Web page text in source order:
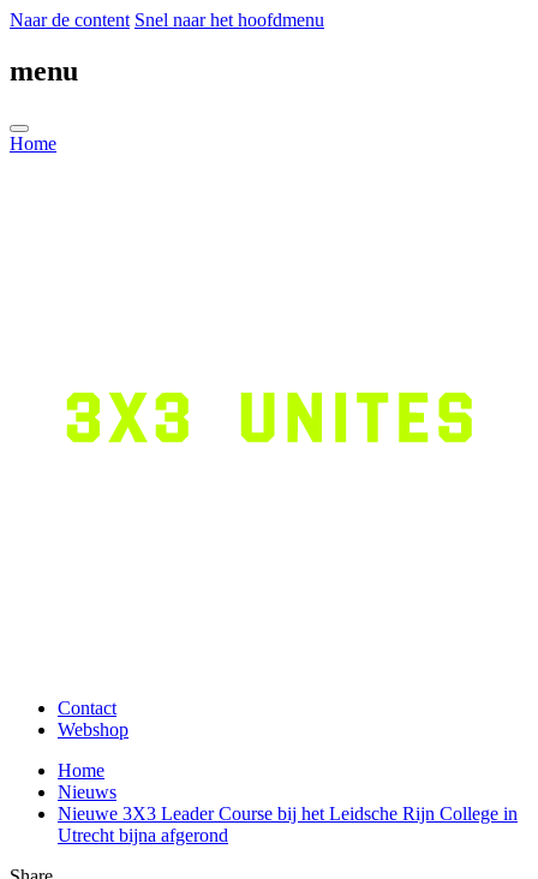
Naar de content Snel naar het hoofdmenu
menu
Home
Contact
Webshop
Home
Nieuws
Nieuwe 3X3 Leader Course bij het Leidsche Rijn College in
Utrecht bijna afgerond